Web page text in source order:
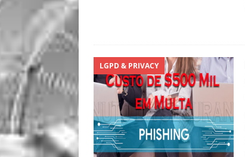
LGPD & PRIVACY